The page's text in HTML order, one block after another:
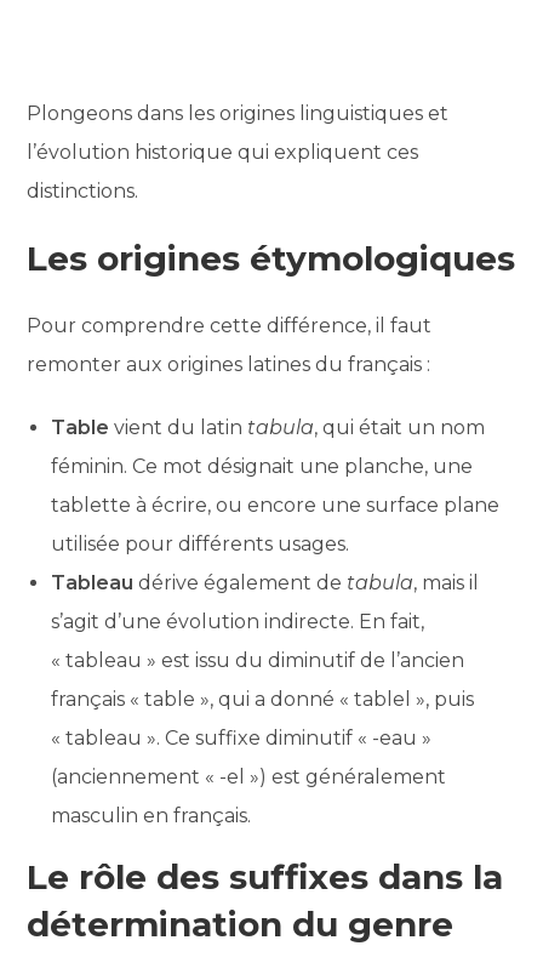
Plongeons dans les origines linguistiques et
l’évolution historique qui expliquent ces
distinctions.
Les origines étymologiques
Pour comprendre cette différence, il faut
remonter aux origines latines du français :
Table vient du latin tabula, qui était un nom
féminin. Ce mot désignait une planche, une
tablette à écrire, ou encore une surface plane
utilisée pour différents usages.
Tableau dérive également de tabula, mais il
s’agit d’une évolution indirecte. En fait,
« tableau » est issu du diminutif de l’ancien
français « table », qui a donné « tablel », puis
« tableau ». Ce suffixe diminutif « -eau »
(anciennement « -el ») est généralement
masculin en français.
Le rôle des suffixes dans la
détermination du genre